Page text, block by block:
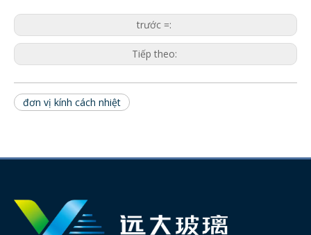
trước =:
Tiếp theo:
đơn vị kính cách nhiệt